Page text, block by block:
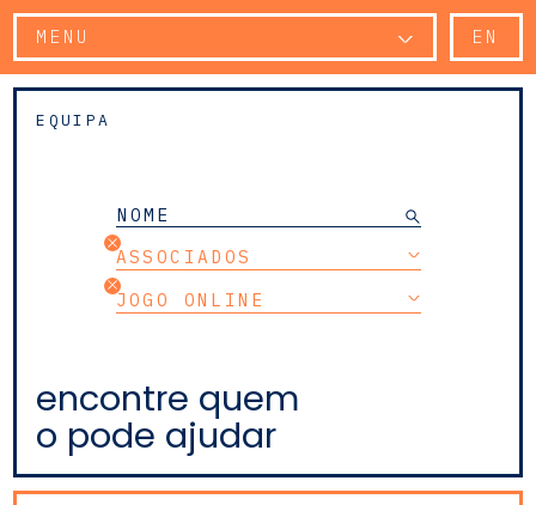
MENU EN
EQUIPA
ASSOCIADOS
JOGO ONLINE
encontre quem
o pode ajudar